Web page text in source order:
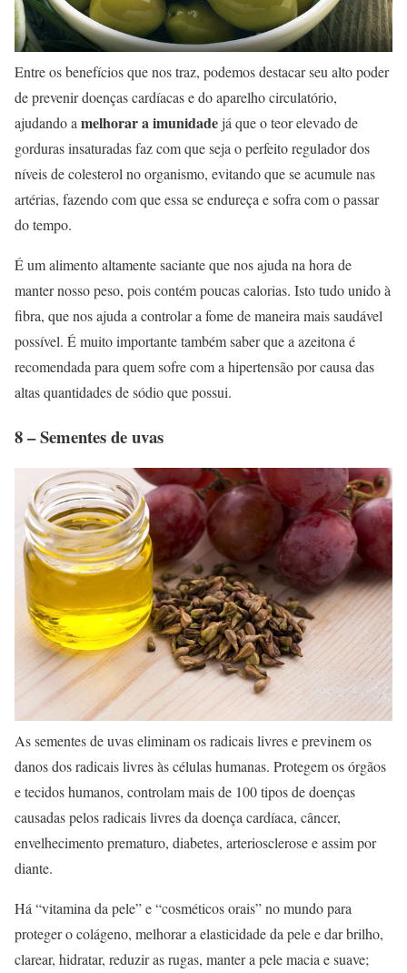
Entre os benefícios que nos traz, podemos destacar seu alto poder
de prevenir doenças cardíacas e do aparelho circulatório,
ajudando a melhorar a imunidadejá que o teor elevado de
gorduras insaturadas faz com que seja o perfeito regulador dos
níveis de colesterol no organismo, evitando que se acumule nas
artérias, fazendo com que essa se endureça e sofra com o passar
do tempo.
É um alimento altamente saciante que nos ajuda na hora de
manter nosso peso, pois contém poucas calorias. Isto tudo unido à
fibra, que nos ajuda a controlar a fome de maneira mais saudável
possível. É muito importante também saber que a azeitona é
recomendada para quem sofre com a hipertensão por causa das
altas quantidades de sódio que possui.
8 – Sementes de uvas
As sementes de uvas eliminam os radicais livres e previnem os
danos dos radicais livres às células humanas. Protegem os órgãos
e tecidos humanos, controlam mais de 100 tipos de doenças
causadas pelos radicais livres da doença cardíaca, câncer,
envelhecimento prematuro, diabetes, arteriosclerose e assim por
diante.
Há “vitamina da pele” e “cosméticos orais” no mundo para
proteger o colágeno, melhorar a elasticidade da pele e dar brilho,
clarear, hidratar, reduzir as rugas, manter a pele macia e suave;